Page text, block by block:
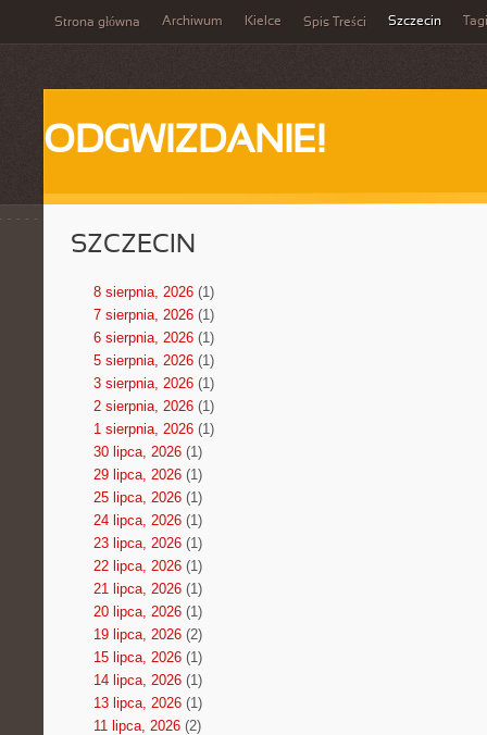
Strona główna Archiwum Kielce Spis Treści Szczecin Tagi
ODGWIZDANIE!
SZCZECIN
8 sierpnia, 2026(1)
7 sierpnia, 2026(1)
6 sierpnia, 2026(1)
5 sierpnia, 2026(1)
3 sierpnia, 2026(1)
2 sierpnia, 2026(1)
1 sierpnia, 2026(1)
30 lipca, 2026(1)
29 lipca, 2026(1)
25 lipca, 2026(1)
24 lipca, 2026(1)
23 lipca, 2026(1)
22 lipca, 2026(1)
21 lipca, 2026(1)
20 lipca, 2026(1)
19 lipca, 2026(2)
15 lipca, 2026(1)
14 lipca, 2026(1)
13 lipca, 2026(1)
11 lipca, 2026(2)